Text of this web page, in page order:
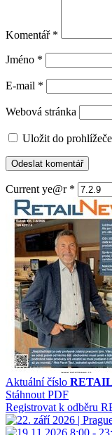
Komentář *
Jméno *
E-mail *
Webová stránka
Uložit do
Current ye@r *
Aktuální číslo
Stáhnout PDF
Registrovat k odběru